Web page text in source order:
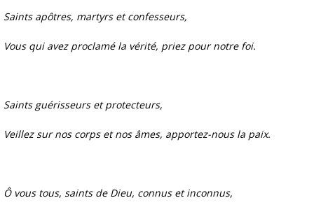
Saints apôtres, martyrs et confesseurs,
Vous qui avez proclamé la vérité, priez pour notre foi.
Saints guérisseurs et protecteurs,
Veillez sur nos corps et nos âmes, apportez-nous la paix.
Ô vous tous, saints de Dieu, connus et inconnus,